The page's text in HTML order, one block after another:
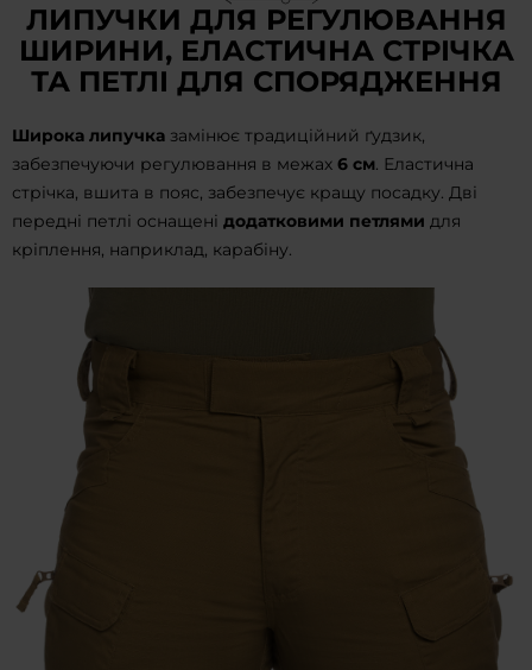
ЛИПУЧКИ ДЛЯ РЕГУЛЮВАННЯ
ШИРИНИ, ЕЛАСТИЧНА СТРІЧКА
ТА ПЕТЛІ ДЛЯ СПОРЯДЖЕННЯ
Широка липучка замінює традиційний ґудзик,
забезпечуючи регулювання в межах 6 см. Еластична
стрічка, вшита в пояс, забезпечує кращу посадку. Дві
передні петлі оснащені додатковими петлями для
кріплення, наприклад, карабіну.